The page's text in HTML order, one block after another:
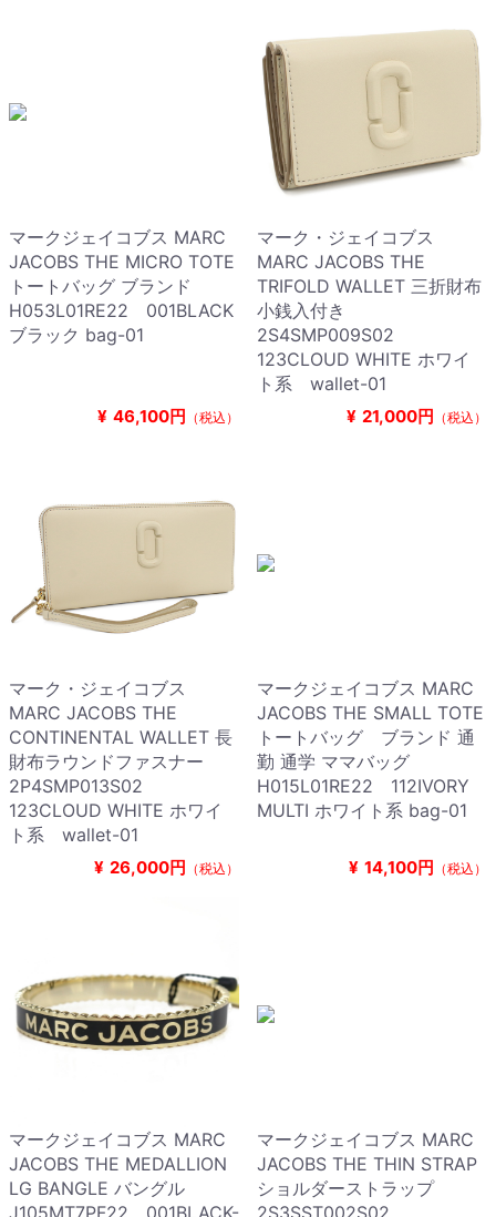
マークジェイコブス MARC
JACOBS THE MICRO TOTE
トートバッグ ブランド
H053L01RE22 001BLACK
ブラック bag-01
¥ 46,100円 （税込）
マーク・ジェイコブス
MARC JACOBS THE
TRIFOLD WALLET 三折財布
小銭入付き
2S4SMP009S02
123CLOUD WHITE ホワイ
ト系 wallet-01
¥ 21,000円 （税込）
マーク・ジェイコブス
MARC JACOBS THE
CONTINENTAL WALLET 長
財布ラウンドファスナー
2P4SMP013S02
123CLOUD WHITE ホワイ
ト系 wallet-01
¥ 26,000円 （税込）
マークジェイコブス MARC
JACOBS THE SMALL TOTE
トートバッグ ブランド 通
勤 通学 ママバッグ
H015L01RE22 112IVORY
MULTI ホワイト系 bag-01
¥ 14,100円 （税込）
マークジェイコブス MARC
JACOBS THE MEDALLION
LG BANGLE バングル
マークジェイコブス MARC
JACOBS THE THIN STRAP
ショルダーストラップ